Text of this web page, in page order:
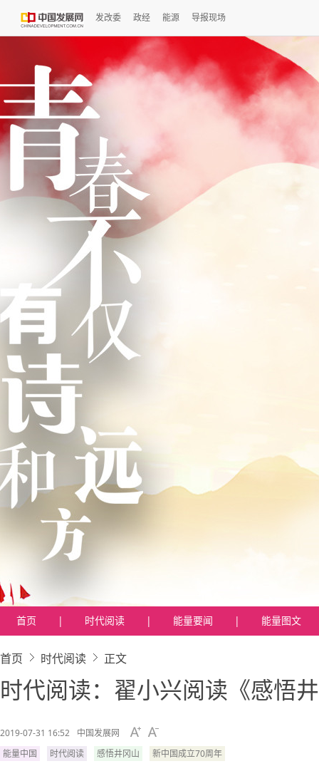
发改委 政经 能源 导报现场
首页 | 时代阅读 | 能量要闻 | 能量图文
首页 时代阅读 正文
时代阅读：翟小兴阅读《感悟
2019-07-31 16:52
中国发展网
能量中国
时代阅读 感悟井冈山 新中国成立70周年